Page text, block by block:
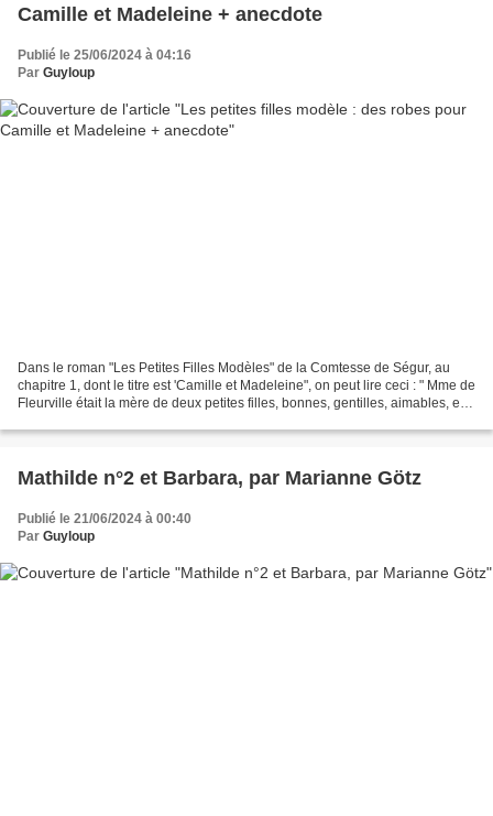
Camille et Madeleine + anecdote
Publié le 25/06/2024 à 04:16
Par Guyloup
Dans le roman "Les Petites Filles Modèles" de la Comtesse de Ségur, au
chapitre 1, dont le titre est 'Camille et Madeleine", on peut lire ceci : " Mme de
Fleurville était la mère de deux petites filles, bonnes, gentilles, aimables, et
Mathilde n°2 et Barbara, par Marianne Götz
Publié le 21/06/2024 à 00:40
Par Guyloup